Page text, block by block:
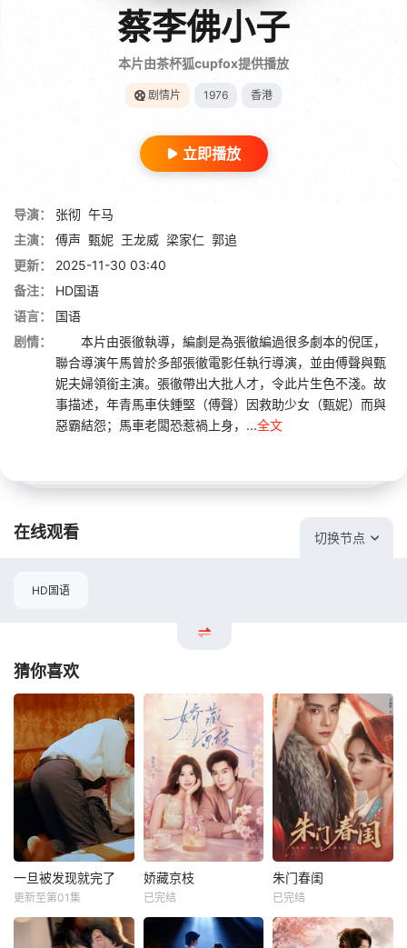
蔡李佛小子
本片由茶杯狐cupfox提供播放
剧情片 1976 香港
立即播放
导演： 张彻 午马
主演：
傅声 甄妮 王龙威 梁家仁 郭追
更新：
2025-11-30 03:40
备注：
HD国语
语言：
国语
剧情：
本片由張徹執導，編劇是為張徹編過很多劇本的倪匡，
聯合導演午馬曾於多部張徹電影任執行導演，並由傅聲與甄
妮夫婦領銜主演。張徹帶出大批人才，令此片生色不淺。故
事描述，年青馬車伕鍾堅（傅聲）因救助少女（甄妮）而與
惡霸結怨；馬車老闆恐惹禍上身，...全文
在线观看 切换节点
HD国语
猜你喜欢
一旦被发现就完了
更新至第01集
娇藏京枝
已完结
朱门春闺
已完结